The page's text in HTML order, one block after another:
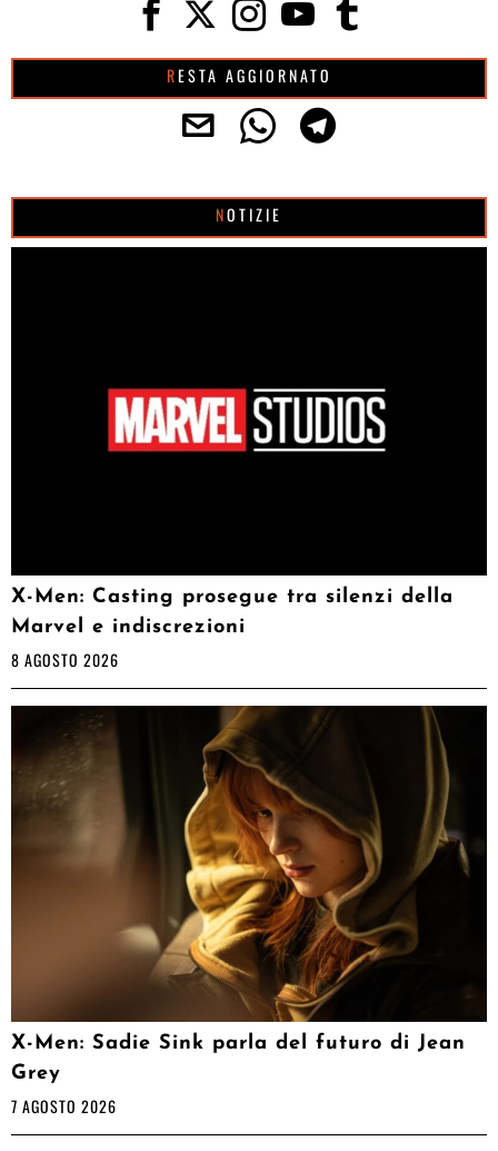
RESTA AGGIORNATO
NOTIZIE
X-Men: Casting prosegue tra silenzi della
Marvel e indiscrezioni
8 AGOSTO 2026
X-Men: Sadie Sink parla del futuro di Jean
Grey
7 AGOSTO 2026